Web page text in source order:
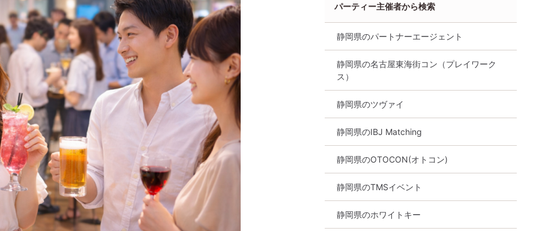
パーティー主催者から検索
静岡県のパートナーエージェント
静岡県の名古屋東海街コン（プレイワーク
ス）
静岡県のツヴァイ
静岡県のIBJ Matching
静岡県のOTOCON(オトコン)
静岡県のTMSイベント
静岡県のホワイトキー